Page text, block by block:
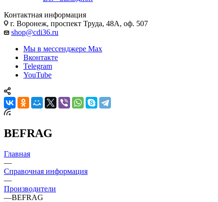
Контактная информация
г. Воронеж, проспект Труда, 48А, оф. 507
shop@cdi36.ru
Мы в мессенджере Max
Вконтакте
Telegram
YouTube
BEFRAG
Главная
—
Справочная информация
—
Производители
—BEFRAG